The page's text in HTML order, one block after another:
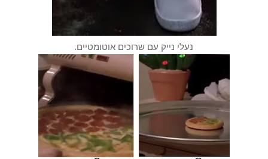
נעלי נייק עם שרוכים אוטומטיים.